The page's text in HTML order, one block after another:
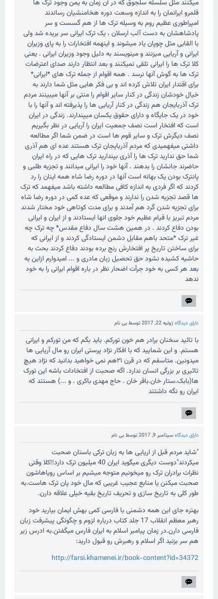
میکنند مثل سلسله سلجوق که در آن زمان به یمن وجود ترک ها
قلمرو ایرانمان را به اندازه وسعت دوره هخامنشیان رساندند
امپراطوری عظیم روم به وسیله ترک ها از هم گسست و سر
پادشاهشان به دست آلب ارسلان ، یک ترک ایرانی سر بریده شد ولی
با القابی مثل چوپان یاد میشوند و اینهمه افتخارات را به پای وزیران
ایرانی و آریایی میزنند و مینویسند به دلیل وجود وزیران ایرانی . یعنی
کلا ترک ها را ایرانی تلقی نمیکنند و بعد انتظار دارند صدای اعترضات
ترک ها به گوش آنها نرسد . همه اقوام از جمله ترک های *ایرانی*
برای اقتدار ایران تلاش کرده اند و بی فکر هایی مثل شما دارند به
خیال خودشان زندگی در کنار سایر اقوام را منتی بر آنها میبینند مردم
ترک آذربایجان هم زندگی در کنار آریایی ها را پذیرفته اند و آنها را با
خود در یک جایگاه و دارای حقوق یکسان میپندارند. زندگی در ایران
است که افتخار است نصف جمعیت ایران را آریایی در نظر بگیریم
نصف دیگرش ترک و سایر قوم ها است در ضمن شما اگر مطالعه
داشتی میفهمیدی که مردم آذربایجان ترک هستند عده ای هم آذری
شما حق ندارید ترک ها را آذری بپندارید ترک هایی که در راه ایران
حاضرند جانشان را بدهند . آنها خود را ایرانی میدانند و تجزیه طلبی و
پانترک بودن یک بهانه است آنها در دوره رضا شاه همه اینان را رد
کردند که اگر فردی به اندازه کافی مطالعه داشته باشد میفهمد که ترک
ها قصد تجزیه شدن را ندارند و موقعی که عده کمی در دوره رضا شاه
برای تجزیه شدن گرد هم آمدند و برای مدت کوتاهی خود مختار شدند
مردم تبریز با قیام عظیم خود جلوی انها ایستادند و از ایران و ایرانی
بودن دفاع کردند . در همین هشت سال دفاع مقدس* چه ترک چه
غیر ترک *متحد باهم مقابل دشمن ایستادگی کردند و از ایرانی که
برای ساختن تاریخ پر افتخارش رنج برده بودند دفاع کردند بحث به
حاشیه کشیده نشود حق تحصیل زبان مادری و ... امیدوارم ازاین به
بعد هر کسی به خود جرأت اضحار نظر در باره اقوام ایرانی را به خود
ندهد
دارای دیدگاهژوئیه 22, 2017 توسطبی نام
با تائید سخنان برادر هم خون تورکم. باید بگم که من تورکم و ایرانی
هستم. و این شمایید که با افکار نژاد پرستی ایران رو مال آریایی ها
میدونین. متاسفم که در قرن ۲۱هم نمی خواهید بدانید که نژاد هیچ
تاثیری بر بزرگی انسان ندارد. اگه صحبت از افتخادات باشه این تورک
ها(بابک.ستار خان.باقر خان . حاج مهدی باکری . و ...) هستند که
ایران رو نگه داشتند
دارای دیدگاهسپتامبر 9, 2017 توسطبی نام
"شاید مردم قبل از اریایی ها به زبان ترکی باستان صحبت
میکردند"دوست دیگری میگوید ایران 40 میلیون ترک دارد!!کلا وقتی
نظرات برادران ترک رو میخونیم متوجه میشیم بر اساس رویاهاشون
صحبت میکنن یا منابع عجیب غریبی که مال خود پان ترک هاست.به
طور کلی به تاریخ سازی و تحریف تاریخ بقیه خیلی علاقه دارن.
بهتره جای این همه دشمنی با فارسی کمی بهش ایمان بیارید خود
رهبر معظم انقلاب 17 جلد کتاب درباره لزوم و چگونگی پیشرفت زبان
فارسی دارن.در زمان پیامبر اسلام به ایران فارس میگفتن.به ادرس زیر
هم سر بزنید اگر اسلام و رهبرش رو قبول دارید:
http://farsi.khamenei.ir/book-content?id=34372